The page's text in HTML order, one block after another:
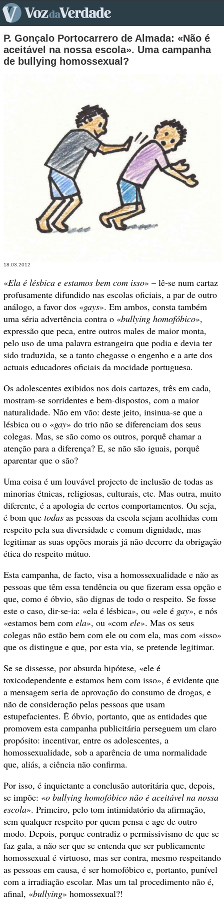
P. Gonçalo Portocarrero de Almada: «Não é
aceitável na nossa escola». Uma campanha
de bullying homossexual?
18.03.2012
«Ela é lésbica e estamos bem com isso» – lê-se num cartaz
profusamente difundido nas escolas oficiais, a par de outro
análogo, a favor dos «gays». Em ambos, consta também
uma séria advertência contra o «bullying homofóbico»,
expressão que peca, entre outros males de maior monta,
pelo uso de uma palavra estrangeira que podia e devia ter
sido traduzida, se a tanto chegasse o engenho e a arte dos
actuais educadores oficiais da mocidade portuguesa.
Os adolescentes exibidos nos dois cartazes, três em cada,
mostram-se sorridentes e bem-dispostos, com a maior
naturalidade. Não em vão: deste jeito, insinua-se que a
lésbica ou o «gay» do trio não se diferenciam dos seus
colegas. Mas, se são como os outros, porquê chamar a
atenção para a diferença? E, se não são iguais, porquê
aparentar que o são?
Uma coisa é um louvável projecto de inclusão de todas as
minorias étnicas, religiosas, culturais, etc. Mas outra, muito
diferente, é a apologia de certos comportamentos. Ou seja,
é bom que todas as pessoas da escola sejam acolhidas com
respeito pela sua diversidade e comum dignidade, mas
legitimar as suas opções morais já não decorre da obrigação
ética do respeito mútuo.
Esta campanha, de facto, visa a homossexualidade e não as
pessoas que têm essa tendência ou que fizeram essa opção e
que, como é óbvio, são dignas de todo o respeito. Se fosse
este o caso, dir-se-ia: «ela é lésbica», ou «ele é gay», e nós
«estamos bem com ela», ou «com ele». Mas os seus
colegas não estão bem com ele ou com ela, mas com «isso»
que os distingue e que, por esta via, se pretende legitimar.
Se se dissesse, por absurda hipótese, «ele é
toxicodependente e estamos bem com isso», é evidente que
a mensagem seria de aprovação do consumo de drogas, e
não de consideração pelas pessoas que usam
estupefacientes. É óbvio, portanto, que as entidades que
promovem esta campanha publicitária perseguem um claro
propósito: incentivar, entre os adolescentes, a
homossexualidade, sob a aparência de uma normalidade
que, aliás, a ciência não confirma.
Por isso, é inquietante a conclusão autoritária que, depois,
se impõe: «o bullying homofóbico não é aceitável na nossa
escola». Primeiro, pelo tom intimidatório da afirmação,
sem qualquer respeito por quem pensa e age de outro
modo. Depois, porque contradiz o permissivismo de que se
faz gala, a não ser que se entenda que ser publicamente
homossexual é virtuoso, mas ser contra, mesmo respeitando
as pessoas em causa, é ser homofóbico e, portanto, punível
com a irradiação escolar. Mas um tal procedimento não é,
afinal, «bullying» homossexual?!